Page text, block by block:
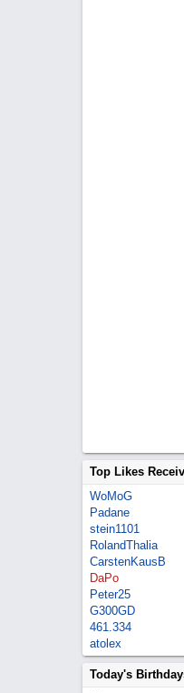
Top Likes
WoMoG
Padane
stein1101
RolandThalia
CarstenKausB
DaPo
Peter25
G300GD
461.334
atolex
Today's